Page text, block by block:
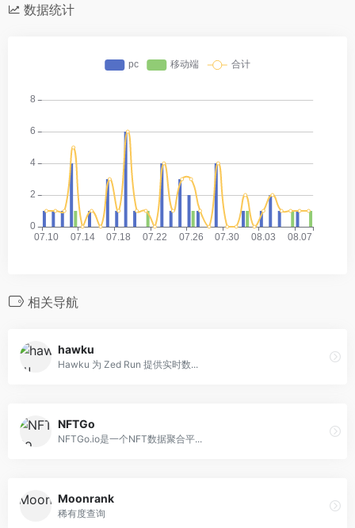
数据统计
相关导航
hawku
Hawku 为 Zed Run 提供实时数...
NFTGo
NFTGo.io是一个NFT数据聚合平...
Moonrank
稀有度查询